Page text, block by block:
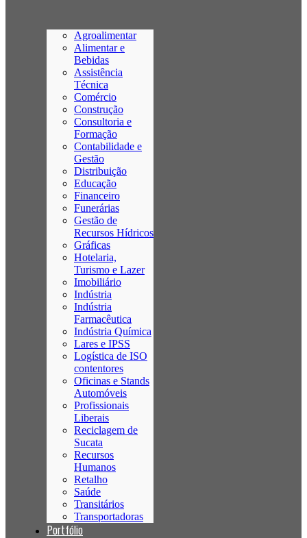
Agroalimentar
Alimentar e
Bebidas
Assistência
Técnica
Comércio
Construção
Consultoria e
Formação
Contabilidade e
Gestão
Distribuição
Educação
Financeiro
Funerárias
Gestão de
Recursos Hídricos
Gráficas
Hotelaria,
Turismo e Lazer
Imobiliário
Indústria
Indústria
Farmacêutica
Indústria Química
Lares e IPSS
Logística de ISO
contentores
Oficinas e Stands
Automóveis
Profissionais
Liberais
Reciclagem de
Sucata
Recursos
Humanos
Retalho
Saúde
Transitários
Transportadoras
Portfólio